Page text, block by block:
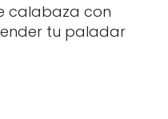
calabaza con
tu paladar